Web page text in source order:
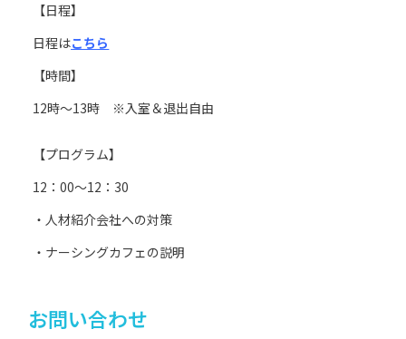
【日程】
日程はこちら
【時間】
12時～13時 ※入室＆退出自由
【プログラム】
12：00～12：30
・人材紹介会社への対策
・ナーシングカフェの説明
お問い合わせ